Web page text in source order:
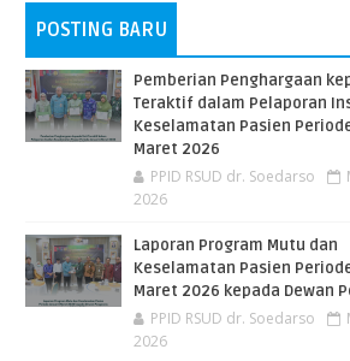
POSTING BARU
Pemberian Penghargaan
Teraktif dalam Pelaporan
Keselamatan Pasien
Maret 2026
PPID RSUD dr. Soedarso
2026
Laporan Program Mutu dan
Keselamatan Pasien
Maret 2026 kepada Dewan
PPID RSUD dr. Soedarso
2026